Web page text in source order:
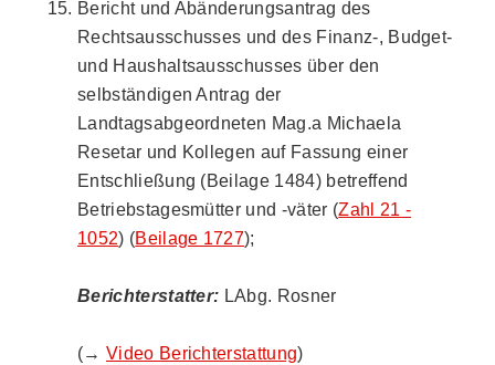
Bericht und Abänderungsantrag des
Rechtsausschusses und des Finanz-, Budget-
und Haushaltsausschusses über den
selbständigen Antrag der
Landtagsabgeordneten Mag.a Michaela
Resetar und Kollegen auf Fassung einer
Entschließung (Beilage 1484) betreffend
Betriebstagesmütter und -väter (Zahl 21 -
1052) (Beilage 1727);
Berichterstatter: LAbg. Rosner
(→ Video Berichterstattung)